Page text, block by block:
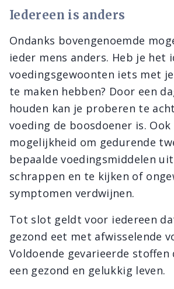
Iedereen is anders
Ondanks bovengenoemde
ieder mens anders. Heb je het
voedingsgewoonten iets met
te maken hebben? Door een
houden kan je proberen te
voeding de boosdoener is.
mogelijkheid om gedurende
bepaalde voedingsmiddelen
schrappen en te kijken of
symptomen verdwijnen.
Tot slot geldt voor iedereen
gezond eet met afwisselende
Voldoende gevarieerde stoffen
een gezond en gelukkig leven.